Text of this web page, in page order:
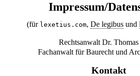
Impressum/
(für lexetius.com, De legibusund
Rechtsanwalt Dr. Thomas
Fachanwalt für Baurecht und
Kontakt